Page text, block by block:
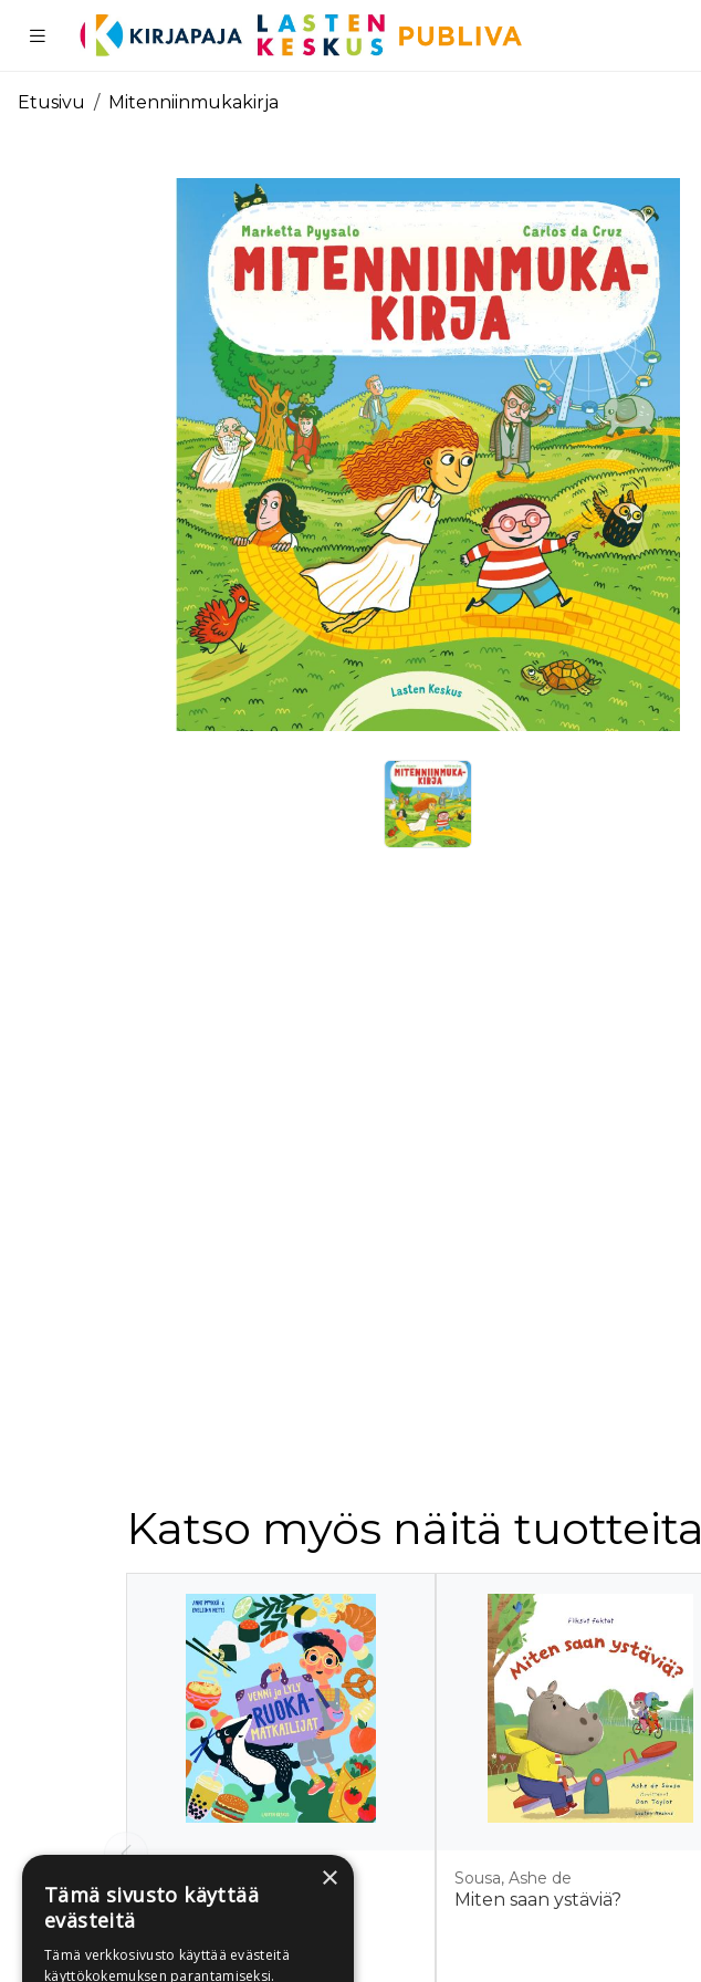
Etusivu Mitenniinmukakirja
Katso myös näitä tuotteita
Tuoteluettelon alku
Venni ja Lyly -
Sousa, Ashe de
Miten saan ystäviä?
×
Tämä sivusto käyttää
evästeitä
Tämä verkkosivusto käyttää evästeitä
käyttökokemuksen parantamiseksi.